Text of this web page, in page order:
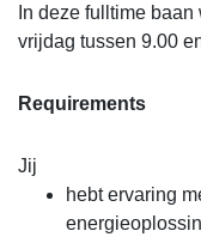
In deze fulltime
vrijdag tussen 9.00
Requirements
Jij
hebt ervaring